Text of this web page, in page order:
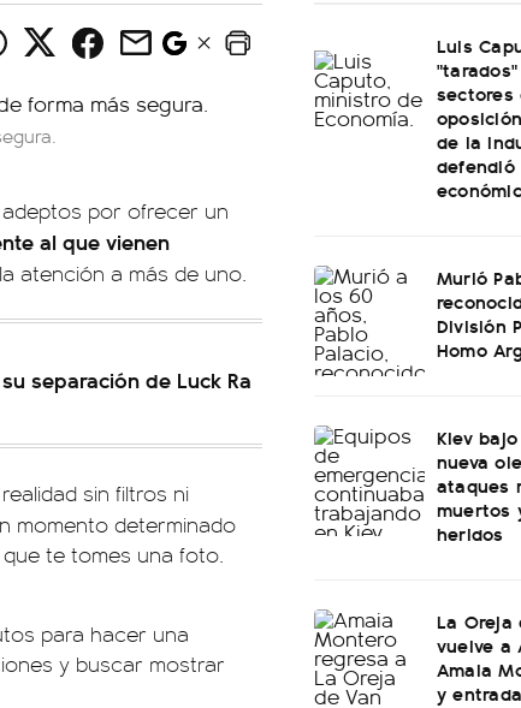
por ofrecer un
al que vienen
atención a más de uno.
separación de Luck Ra
sin filtros ni
momento determinado
te tomes una foto.
para hacer una
y buscar mostrar
Luis
sectores
de la
defendió
Murió
División
Homo
Kiev
nueva
ataques
muertos
heridos
La Oreja
vuelve a
Amaia
y